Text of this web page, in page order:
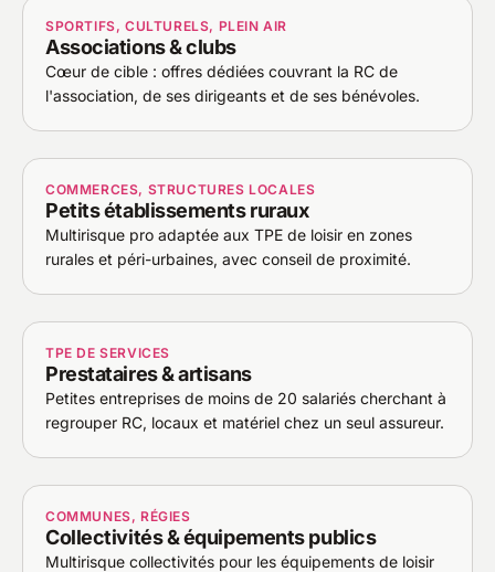
SPORTIFS, CULTURELS, PLEIN AIR
Associations & clubs
Cœur de cible : offres dédiées couvrant la RC de
l'association, de ses dirigeants et de ses bénévoles.
COMMERCES, STRUCTURES LOCALES
Petits établissements ruraux
Multirisque pro adaptée aux TPE de loisir en zones
rurales et péri-urbaines, avec conseil de proximité.
TPE DE SERVICES
Prestataires & artisans
Petites entreprises de moins de 20 salariés cherchant à
regrouper RC, locaux et matériel chez un seul assureur.
COMMUNES, RÉGIES
Collectivités & équipements publics
Multirisque collectivités pour les équipements de loisir